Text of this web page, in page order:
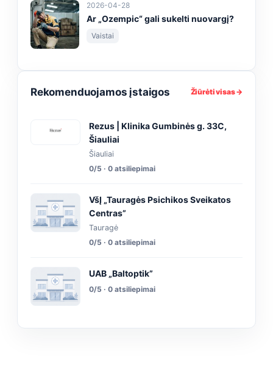
2026-04-28
Ar „Ozempic“ gali sukelti nuovargį?
Vaistai
Rekomenduojamos įstaigos Žiūrėti visas →
Rezus | Klinika Gumbinės g. 33C,
Šiauliai
Šiauliai
0/5 · 0 atsiliepimai
VšĮ „Tauragės Psichikos Sveikatos
Centras”
Tauragė
0/5 · 0 atsiliepimai
UAB „Baltoptik”
0/5 · 0 atsiliepimai